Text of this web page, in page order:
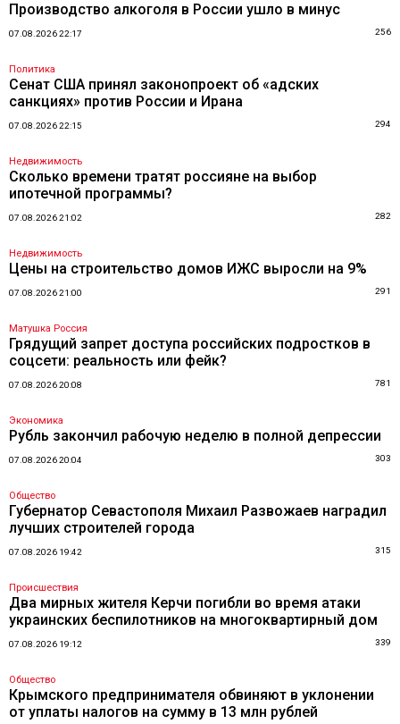
Производство алкоголя в России ушло в минус
07.08.2026 22:17 256
Политика
Сенат США принял законопроект об «адских
санкциях» против России и Ирана
07.08.2026 22:15 294
Недвижимость
Сколько времени тратят россияне на выбор
ипотечной программы?
07.08.2026 21:02 282
Недвижимость
Цены на строительство домов ИЖС выросли на 9%
07.08.2026 21:00 291
Матушка Россия
Грядущий запрет доступа российских подростков в
соцсети: реальность или фейк?
07.08.2026 20:08 781
Экономика
Рубль закончил рабочую неделю в полной депрессии
07.08.2026 20:04 303
Общество
Губернатор Севастополя Михаил Развожаев наградил
лучших строителей города
07.08.2026 19:42 315
Происшествия
Два мирных жителя Керчи погибли во время атаки
украинских беспилотников на многоквартирный дом
07.08.2026 19:12 339
Общество
Крымского предпринимателя обвиняют в уклонении
от уплаты налогов на сумму в 13 млн рублей